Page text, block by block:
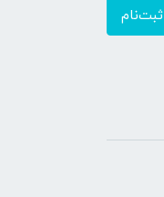
ثبت‌نام